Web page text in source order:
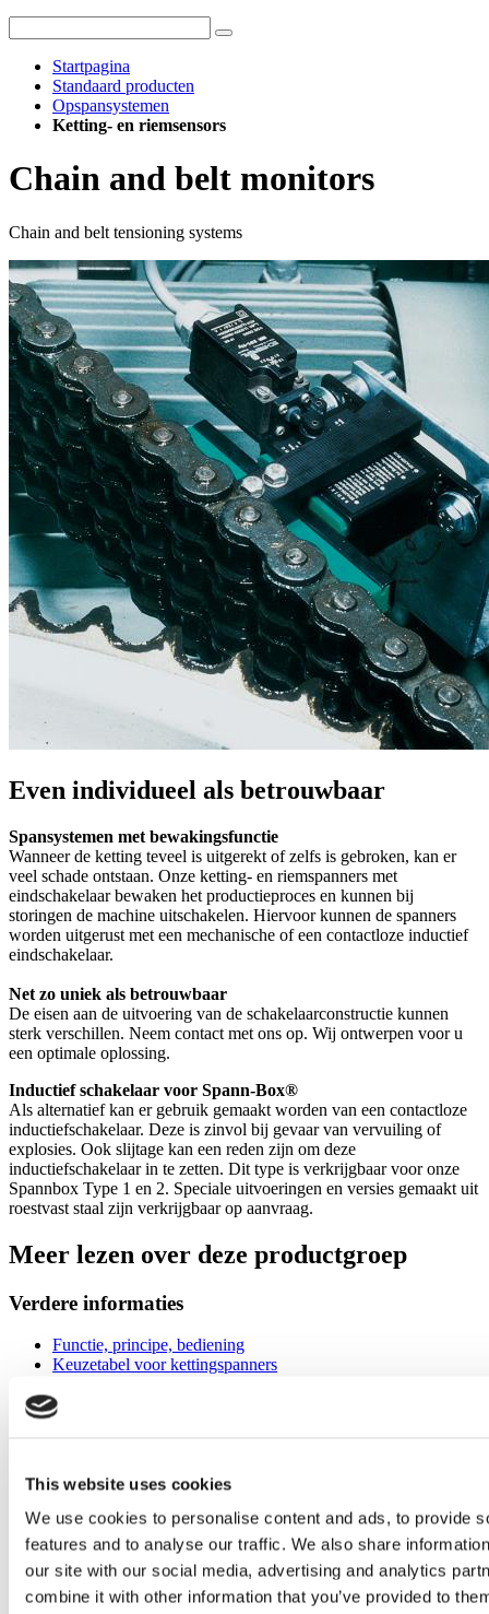
This website uses cookies
We use cookies to personalise content and ads, to provide
features and to analyse our traffic. We also share
our site with our social media, advertising and analytics
combine it with other information that you’ve provided to
Startpagina
Standaard producten
Opspansystemen
Ketting- en riemsensors
Chain and belt monitors
Chain and belt tensioning systems
Even individueel als betrouwbaar
Spansystemen met bewakingsfunctie
Wanneer de ketting teveel is uitgerekt of zelfs is gebroken, kan er
veel schade ontstaan. Onze ketting- en riemspanners met
eindschakelaar bewaken het productieproces en kunnen bij
storingen de machine uitschakelen. Hiervoor kunnen de spanners
worden uitgerust met een mechanische of een contactloze inductief
eindschakelaar.
Net zo uniek als betrouwbaar
De eisen aan de uitvoering van de schakelaarconstructie kunnen
sterk verschillen. Neem contact met ons op. Wij ontwerpen voor u
een optimale oplossing.
Inductief schakelaar voor Spann-Box®
Als alternatief kan er gebruik gemaakt worden van een contactloze
inductiefschakelaar. Deze is zinvol bij gevaar van vervuiling of
explosies. Ook slijtage kan een reden zijn om deze
inductiefschakelaar in te zetten. Dit type is verkrijgbaar voor onze
Spannbox Type 1 en 2. Speciale uitvoeringen en versies gemaakt uit
roestvast staal zijn verkrijgbaar op aanvraag.
Meer lezen over deze productgroep
Verdere informaties
Functie, principe, bediening
Keuzetabel voor kettingspanners
Ketting- en riemsensors
Mechanische eindschakelaar
Grafische inbouwvoorbeelden
Overzicht SPANN-BOX-typen
De juiste keuze
Mini-spanner
SPANN-BOY® TS
Spann-Boy® TS-EP